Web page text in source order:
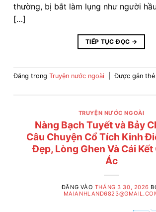
thường, bị bắt làm lụng như người
[…]
TIẾP TỤC ĐỌC →
Đăng trong Truyện nước ngoài Được gắn thẻ
TRUYỆN NƯỚC NGOÀI
Nàng Bạch Tuyết và Bảy
Câu Chuyện Cổ Tích Kinh
Đẹp, Lòng Ghen Và Cái Kết
Ác
ĐĂNG VÀO THÁNG 3 30, 2026